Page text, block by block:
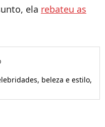
ela rebateu as
beleza e estilo,